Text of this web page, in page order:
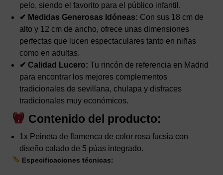
pelo, siendo el favorito para el público infantil.
✔ Medidas Generosas Idóneas: Con sus 18 cm de
alto y 12 cm de ancho, ofrece unas dimensiones
perfectas que lucen espectaculares tanto en niñas
como en adultas.
✔ Calidad Lucero: Tu rincón de referencia en Madrid
para encontrar los mejores complementos
tradicionales de sevillana, chulapa y disfraces
tradicionales muy económicos.
Contenido del producto:
1x Peineta de flamenca de color rosa fucsia con
diseño calado de 5 púas integrado.
Especificaciones técnicas: